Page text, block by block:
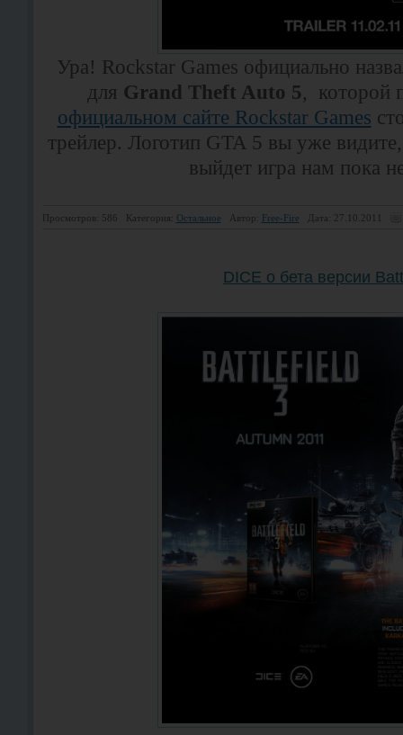
Ура! Rockstar Games официально
для Grand Theft Auto 5, которой
официальном сайте Rockstar Games
трейлер. Логотип GTA 5 вы уже
выйдет игра нам пока
Просмотров: 586 Категория: Остальное Автор: Free-Fire Дата: 27.10.2011
DICE о бета версии